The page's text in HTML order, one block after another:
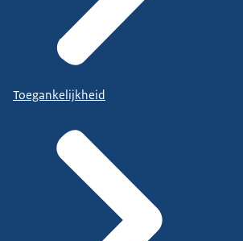
Toegankelijkheid